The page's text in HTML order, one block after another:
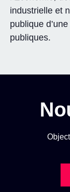
industrielle et
publique
publiques.